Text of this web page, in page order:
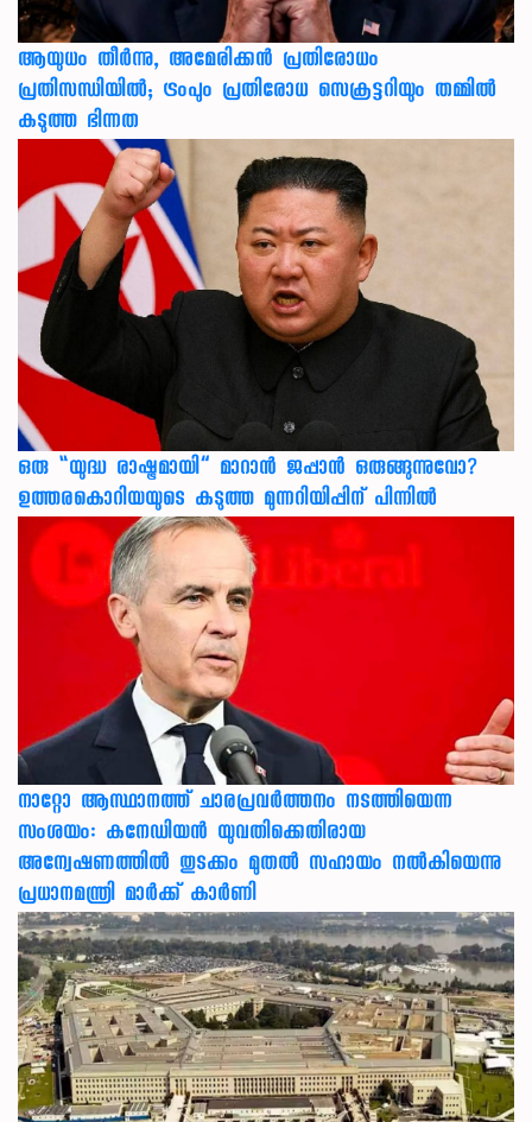
ആയുധം തീർന്നു, അമേരിക്കൻ പ്രതിരോധം
പ്രതിസന്ധിയിൽ; ട്രംപും പ്രതിരോധ സെക്രട്ടറിയും തമ്മിൽ
കടുത്ത ഭിന്നത
ഒരു “യുദ്ധ രാഷ്ട്രമായി” മാറാൻ ജപ്പാൻ ഒരുങ്ങുന്നുവോ?
ഉത്തരകൊറിയയുടെ കടുത്ത മുന്നറിയിപ്പിന് പിന്നിൽ
നാറ്റോ ആസ്ഥാനത്ത് ചാരപ്രവര്‍ത്തനം നടത്തിയെന്ന
സംശയം: കനേഡിയന്‍ യുവതിക്കെതിരായ
അന്വേഷണത്തില്‍ തുടക്കം മുതല്‍ സഹായം നല്‍കിയെന്നു
പ്രധാനമന്ത്രി മാര്‍ക്ക് കാര്‍ണി